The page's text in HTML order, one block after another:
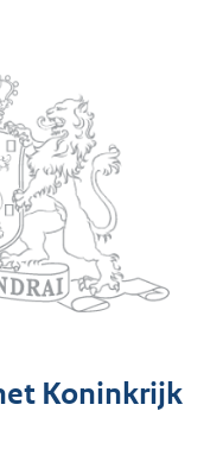
Koninkrijk